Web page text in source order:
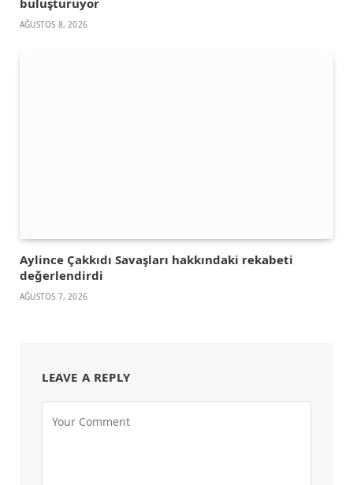
AĞUSTOS 8, 2026
Aylince Çakkıdı Savaşları hakkındaki rekabeti
değerlendirdi
AĞUSTOS 7, 2026
LEAVE A REPLY